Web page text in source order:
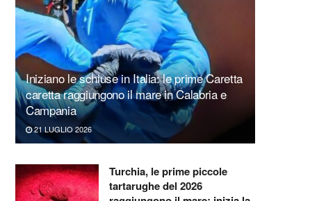
Iniziano le schiuse in Italia: le prime Caretta
caretta raggiungono il mare in Calabria e
Campania
21 LUGLIO 2026
Turchia, le prime piccole
tartarughe del 2026